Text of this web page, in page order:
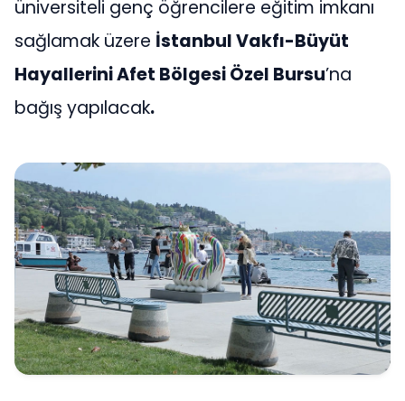
üniversiteli genç öğrencilere eğitim imkanı
sağlamak üzere İstanbul Vakfı-Büyüt
Hayallerini Afet Bölgesi Özel Bursu’na
bağış yapılacak.